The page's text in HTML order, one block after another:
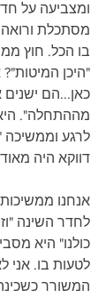
ומצביעה על
מסתכלת
בו הכל. חוץ
"היכן
כאן...הם ישנים
מההתחלה".
לרגע וממשיכה
דווקא היה
אנחנו
לחדר השינה
כולנו" היא
לטעות בו. אני
המשורר